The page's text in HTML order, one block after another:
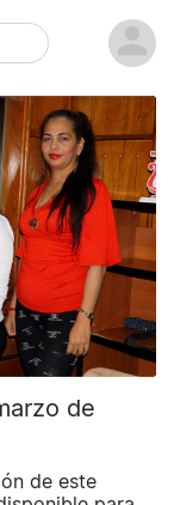
de
de este